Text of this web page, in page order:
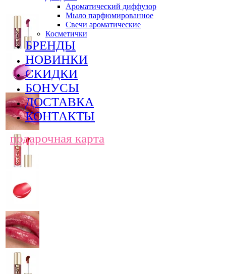
Ароматический диффузор
Мыло парфюмированное
Свечи ароматические
Косметички
БРЕНДЫ
НОВИНКИ
СКИДКИ
БОНУСЫ
ДОСТАВКА
КОНТАКТЫ
подарочная карта